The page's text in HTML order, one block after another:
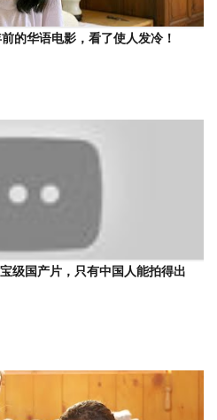
的华语电影，看了使人发冷！
级国产片，只有中国人能拍得出